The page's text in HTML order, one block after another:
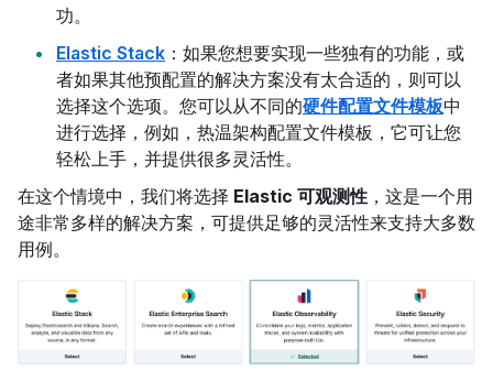
功。
Elastic Stack ：如果您想要实现一些独有的功能，或
者如果其他预配置的解决方案没有太合适的，则可以
选择这个选项。您可以从不同的硬件配置文件模板中
进行选择，例如，热温架构配置文件模板，它可让您
轻松上手，并提供很多灵活性。
在这个情境中，我们将选择 Elastic 可观测性 ，这是一个用
途非常多样的解决方案，可提供足够的灵活性来支持大多数
用例。